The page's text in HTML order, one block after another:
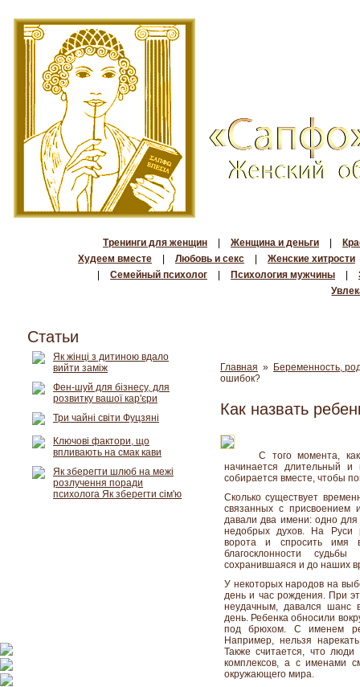
Тренинги для женщин Женщина и деньги
Худеем вместе
Любовь и секс
Женские хитрости
Семейный психолог Психология мужчины
Главная » Беременность,
ошибок?
Как назвать
С того момента,
начинается длительный
собирается вместе, чтобы
Сколько существует
связанных с присвоением
давали два имени: одно
недобрых духов. На Руси
ворота и спросить имя
благосклонности
сохранившаяся и до наших
У некоторых народов на
день и час рождения. При
неудачным, давался шанс
день. Ребенка обносили
под брюхом. С именем
Например, нельзя
Также считается, что
комплексов, а с именами
окружающего мира.
Статьи
Як жінці з дитиною вдало
вийти заміж
Фен-шуй для бізнесу, для
розвитку вашої кар'єри
Три чайні світи Фуцзяні
Ключові фактори, що
впливають на смак кави
Як зберегти шлюб на межі
розлучення поради
психолога Як зберегти сім'ю